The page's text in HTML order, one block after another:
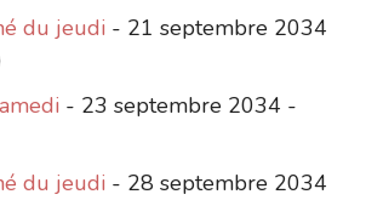
du jeudi - 21 septembre 2034
- 23 septembre 2034 -
du jeudi - 28 septembre 2034